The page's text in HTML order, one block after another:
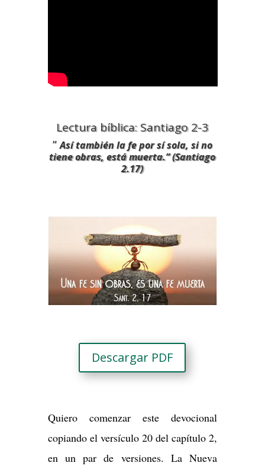
Lectura bíblica: Santiago 2-3
”Así también la fe por sí sola, si no
tiene obras, está muerta.” (Santiago
2.17)
Descargar PDF
Quiero comenzar este devocional
copiando el versículo 20 del capítulo 2,
en un par de versiones. La Nueva